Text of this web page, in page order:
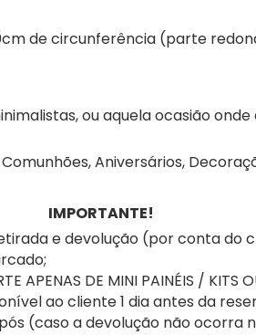
de circunferência (parte
ou aquela ocasião
Aniversários,
IMPORTANTE!
e devolução (por conta do
APENAS DE MINI PAINÉIS / KITS
ao cliente 1 dia antes da
(caso a devolução não ocorra